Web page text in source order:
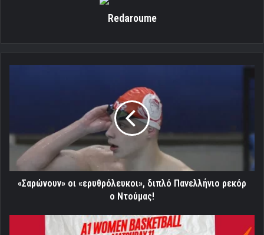
Redaroume
ρεκόρ
ο
Ντούμας!
«Σαρώνουν» οι «ερυθρόλευκοι», διπλό Πανελλήνιο ρεκόρ
ο Ντούμας!
Ολυμπιακός: